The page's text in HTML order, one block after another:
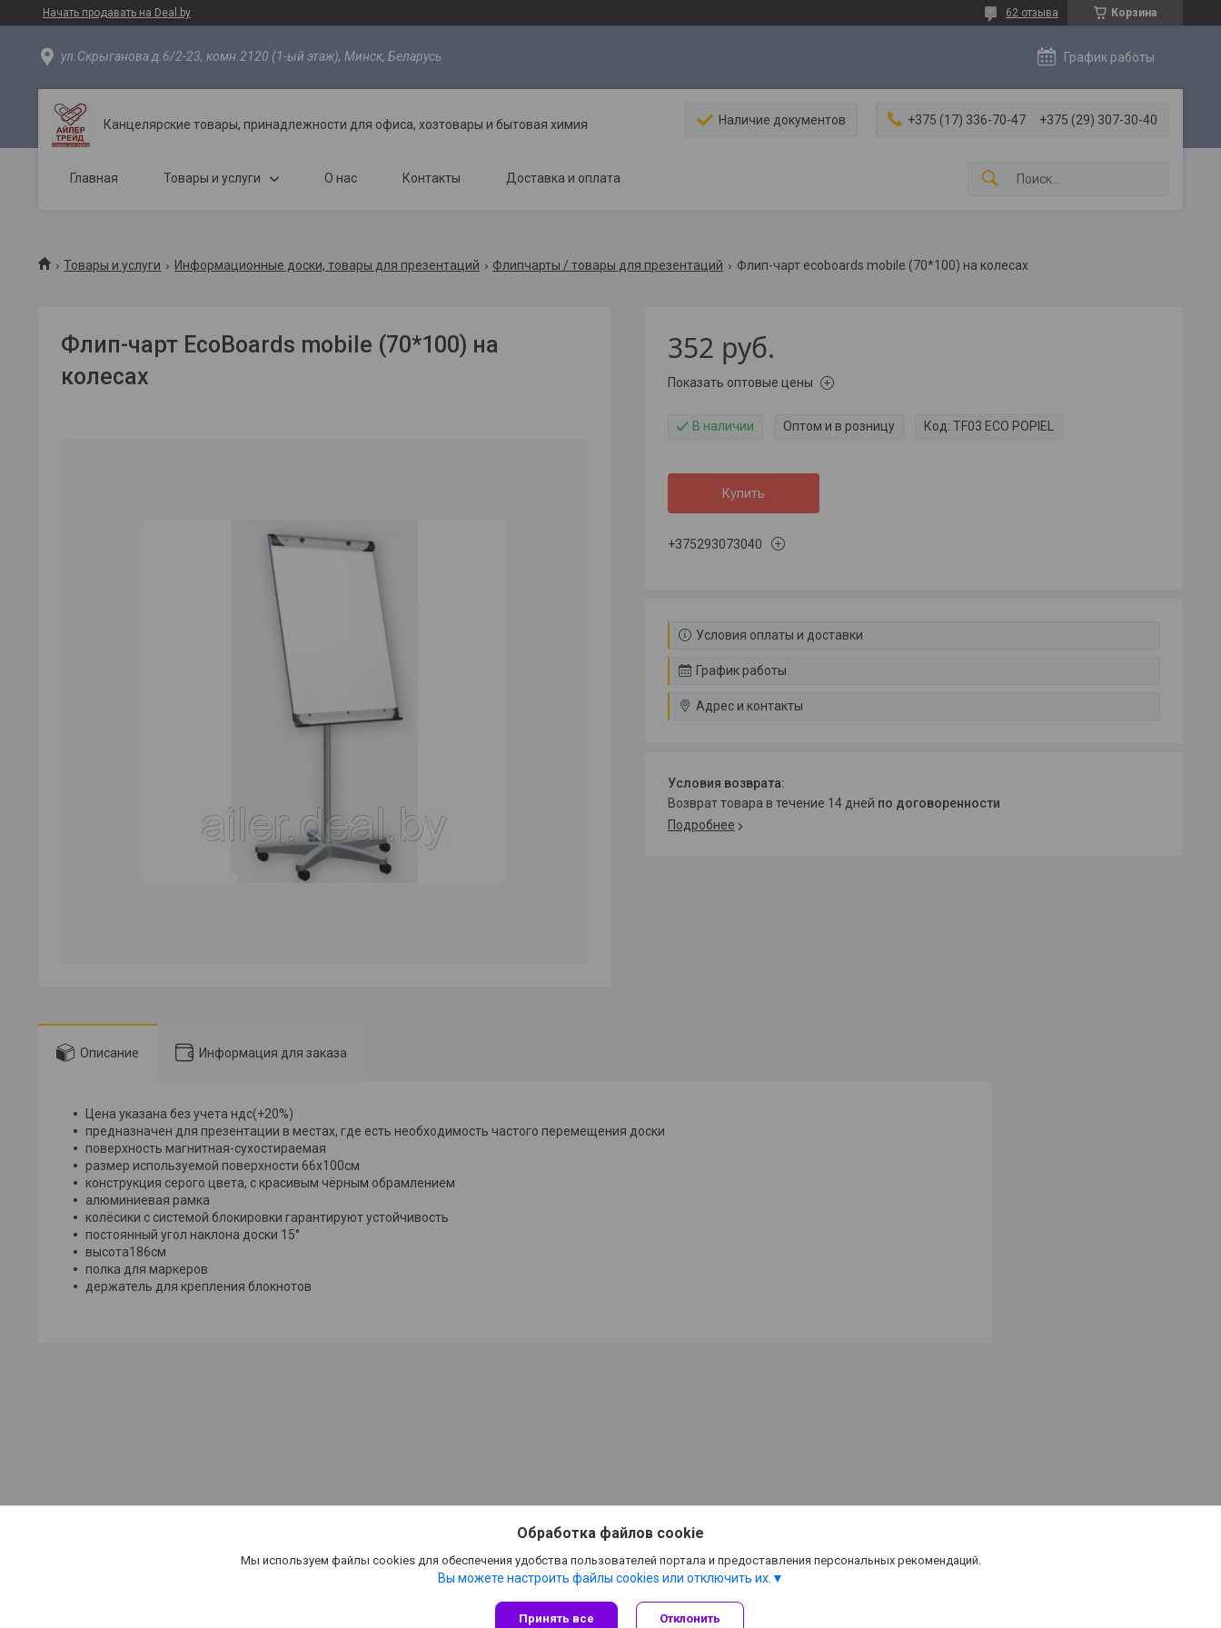
Начать продавать на Deal.by Корзина
62 отзыва
ул.Скрыганова д.6/2-23, комн.2120 (1-ый этаж), Минск, Беларусь График работы
Канцелярские товары, принадлежности для офиса, хозтовары и бытовая химия Наличие документов +375 (17) 336-70-47 +375 (29) 307-30-40
Главная Товары и услуги О нас Контакты Доставка и оплата
Товары и услуги Информационные доски, товары для презентаций Флипчарты / товары для презентаций Флип-чарт ecoboards mobile (70*100) на колесах
Флип-чарт EcoBoards mobile (70*100) на
колесах
352 руб.
Показать оптовые цены
В наличии Оптом и в розницу Код: TF03 ECO POPIEL
Купить
+375293073040
Условия оплаты и доставки
График работы
Адрес и контакты
возврат товара в течение 14 дней по договоренности
Подробнее
Описание Информация для заказа
Цена указана без учета ндс(+20%)
предназначен для презентации в местах, где есть необходимость частого перемещения доски
поверхность магнитная-сухостираемая
размер используемой поверхности 66x100см
конструкция серого цвета, с красивым чёрным обрамлением
алюминиевая рамка
колёсики с системой блокировки гарантируют устойчивость
постоянный угол наклона доски 15°
высота186см
полка для маркеров
держатель для крепления блокнотов
Сайт создан на платформе Deal.by
Обработка файлов cookie
Мы используем файлы cookies для обеспечения удобства пользователей портала и предоставления персональных рекомендаций.
Вы можете настроить файлы cookies или отключить их.
Принять все Отклонить